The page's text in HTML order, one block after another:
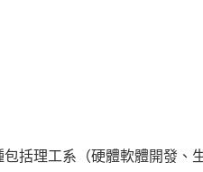
包括理工系（硬體軟體開發、